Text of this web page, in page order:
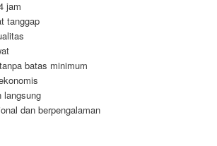
jam
tanggap
batas minimum
langsung
dan berpengalaman